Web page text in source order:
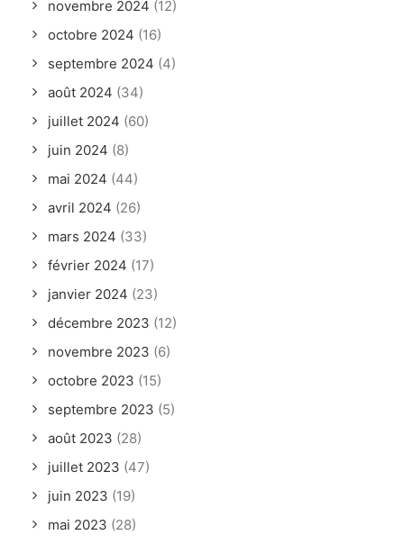
novembre 2024 (12)
octobre 2024 (16)
septembre 2024 (4)
août 2024 (34)
juillet 2024 (60)
juin 2024 (8)
mai 2024 (44)
avril 2024 (26)
mars 2024 (33)
février 2024 (17)
janvier 2024 (23)
décembre 2023 (12)
novembre 2023 (6)
octobre 2023 (15)
septembre 2023 (5)
août 2023 (28)
juillet 2023 (47)
juin 2023 (19)
mai 2023 (28)